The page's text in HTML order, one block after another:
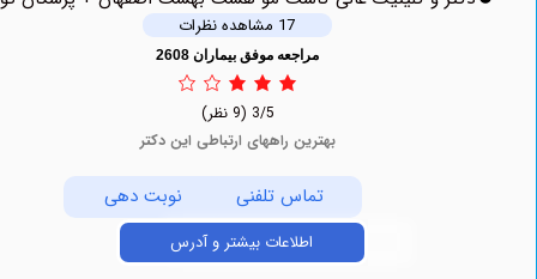
مراجعه موفق بیماران 2608
بهترین راههای ارتباطی این دکتر
تماس تلفنی نوبت دهی
اطلاعات بیشتر و آدرس